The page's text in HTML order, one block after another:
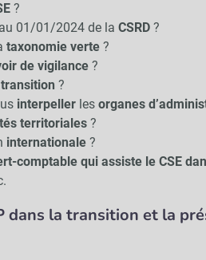
?
01/01/2024 de la CSRD?
taxonomie verte?
de vigilance?
?
interpellerles organes
territoriales?
internationale?
comptable qui assiste le CSE
dans la transition et la